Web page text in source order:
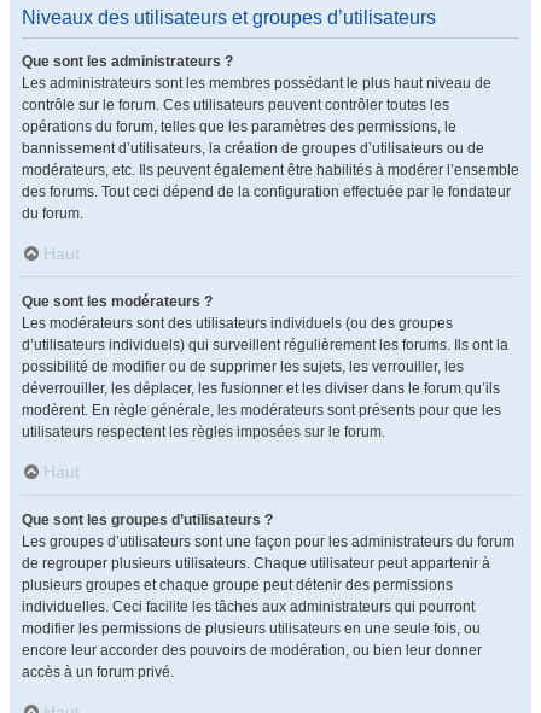
Niveaux des utilisateurs et groupes d’utilisateurs
Que sont les administrateurs ?
Les administrateurs sont les membres possédant le plus haut niveau de
contrôle sur le forum. Ces utilisateurs peuvent contrôler toutes les
opérations du forum, telles que les paramètres des permissions, le
bannissement d’utilisateurs, la création de groupes d’utilisateurs ou de
modérateurs, etc. Ils peuvent également être habilités à modérer l’ensemble
des forums. Tout ceci dépend de la configuration effectuée par le fondateur
du forum.
Haut
Que sont les modérateurs ?
Les modérateurs sont des utilisateurs individuels (ou des groupes
d’utilisateurs individuels) qui surveillent régulièrement les forums. Ils ont la
possibilité de modifier ou de supprimer les sujets, les verrouiller, les
déverrouiller, les déplacer, les fusionner et les diviser dans le forum qu’ils
modèrent. En règle générale, les modérateurs sont présents pour que les
utilisateurs respectent les règles imposées sur le forum.
Haut
Que sont les groupes d’utilisateurs ?
Les groupes d’utilisateurs sont une façon pour les administrateurs du forum
de regrouper plusieurs utilisateurs. Chaque utilisateur peut appartenir à
plusieurs groupes et chaque groupe peut détenir des permissions
individuelles. Ceci facilite les tâches aux administrateurs qui pourront
modifier les permissions de plusieurs utilisateurs en une seule fois, ou
encore leur accorder des pouvoirs de modération, ou bien leur donner
accès à un forum privé.